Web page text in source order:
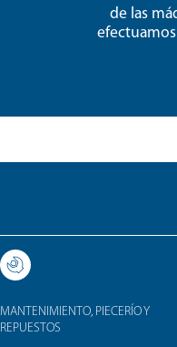
de las
MANTENIMIENTO, PIECERÍO Y
REPUESTOS